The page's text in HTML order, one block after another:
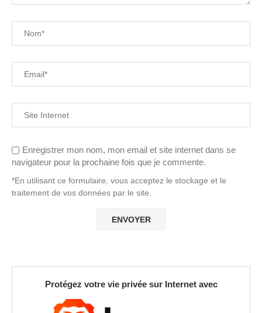
Enregistrer mon nom, mon email et site internet dans se
navigateur pour la prochaine fois que je commente.
*En utilisant ce formulaire, vous acceptez le stockage et le
traitement de vos données par le site.
Protégez votre vie privée sur Internet avec